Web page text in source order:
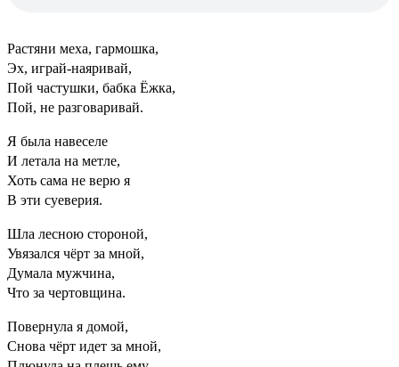
Растяни меха, гармошка,
Эх, играй-наяривай,
Пой частушки, бабка Ёжка,
Пой, не разговаривай.
Я была навеселе
И летала на метле,
Хоть сама не верю я
В эти суеверия.
Шла лесною стороной,
Увязался чёрт за мной,
Думала мужчина,
Что за чертовщина.
Повернула я домой,
Снова чёрт идет за мной,